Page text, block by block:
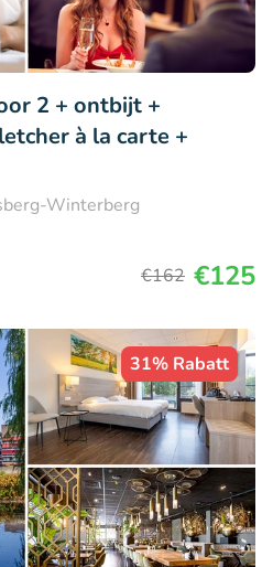
2 + ontbijt +
à la carte +
Winterberg
€162 €125
31% Rabatt